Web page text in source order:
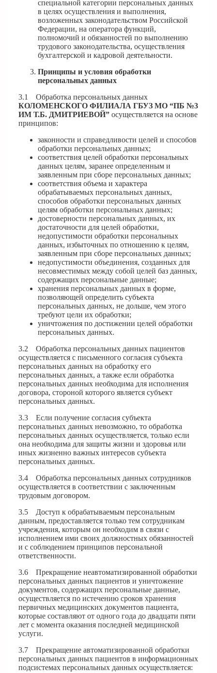
специальной категории персональных данных
в целях осуществления и выполнения,
возложенных законодательством Российской
Федерации, на оператора функций,
полномочий и обязанностей по выполнению
трудового законодательства, осуществления
бухгалтерской и кадровой деятельности.
Принципы и условия обработки
персональных данных
3.1 Обработка персональных данных
КОЛОМЕНСКОГО ФИЛИАЛА ГБУЗ МО “ПБ №3
ИМ Т.Б. ДМИТРИЕВОЙ” осуществляется на основе
принципов:
законности и справедливости целей и способов
обработки персональных данных;
соответствия целей обработки персональных
данных целям, заранее определенным и
заявленным при сборе персональных данных;
соответствия объема и характера
обрабатываемых персональных данных,
способов обработки персональных данных
целям обработки персональных данных;
достоверности персональных данных, их
достаточности для целей обработки,
недопустимости обработки персональных
данных, избыточных по отношению к целям,
заявленным при сборе персональных данных;
недопустимости объединения, созданных для
несовместимых между собой целей баз данных,
содержащих персональные данные;
хранения персональных данных в форме,
позволяющей определить субъекта
персональных данных, не дольше, чем этого
требуют цели их обработки;
уничтожения по достижении целей обработки
персональных данных.
3.2 Обработка персональных данных пациентов
осуществляется с письменного согласия субъекта
персональных данных на обработку его
персональных данных, а также если обработка
персональных данных необходима для исполнения
договора, стороной которого является субъект
персональных данных.
3.3 Если получение согласия субъекта
персональных данных невозможно, то обработка
персональных данных осуществляется, только если
она необходима для защиты жизни и здоровья или
иных жизненно важных интересов субъекта
персональных данных.
3.4 Обработка персональных данных сотрудников
осуществляется в соответствии с заключенным
трудовым договором.
3.5 Доступ к обрабатываемым персональным
данным, предоставляется только тем сотрудникам
учреждения, которым он необходим в связи с
исполнением ими своих должностных обязанностей
и с соблюдением принципов персональной
ответственности.
3.6 Прекращение неавтоматизированной обработки
персональных данных пациентов и уничтожение
документов, содержащих персональные данные,
осуществляется по истечению сроков хранения
первичных медицинских документов пациента,
которые составляют от одного года до двадцати пяти
лет с момента оказания последней медицинской
услуги.
3.7 Прекращение автоматизированной обработки
персональных данных пациентов в информационных
подсистемах персональных данных осуществляется: